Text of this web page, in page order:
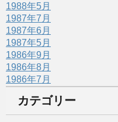
1988年5月
1987年7月
1987年6月
1987年5月
1986年9月
1986年8月
1986年7月
カテゴリー